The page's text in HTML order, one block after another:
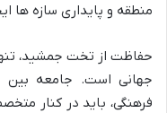
منطقه و پایداری سازه ها
حفاظت از تخت جمشید،
جهانی است. جامعه بین
فرهنگی، باید در کنار